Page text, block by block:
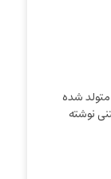
شده
نوشته